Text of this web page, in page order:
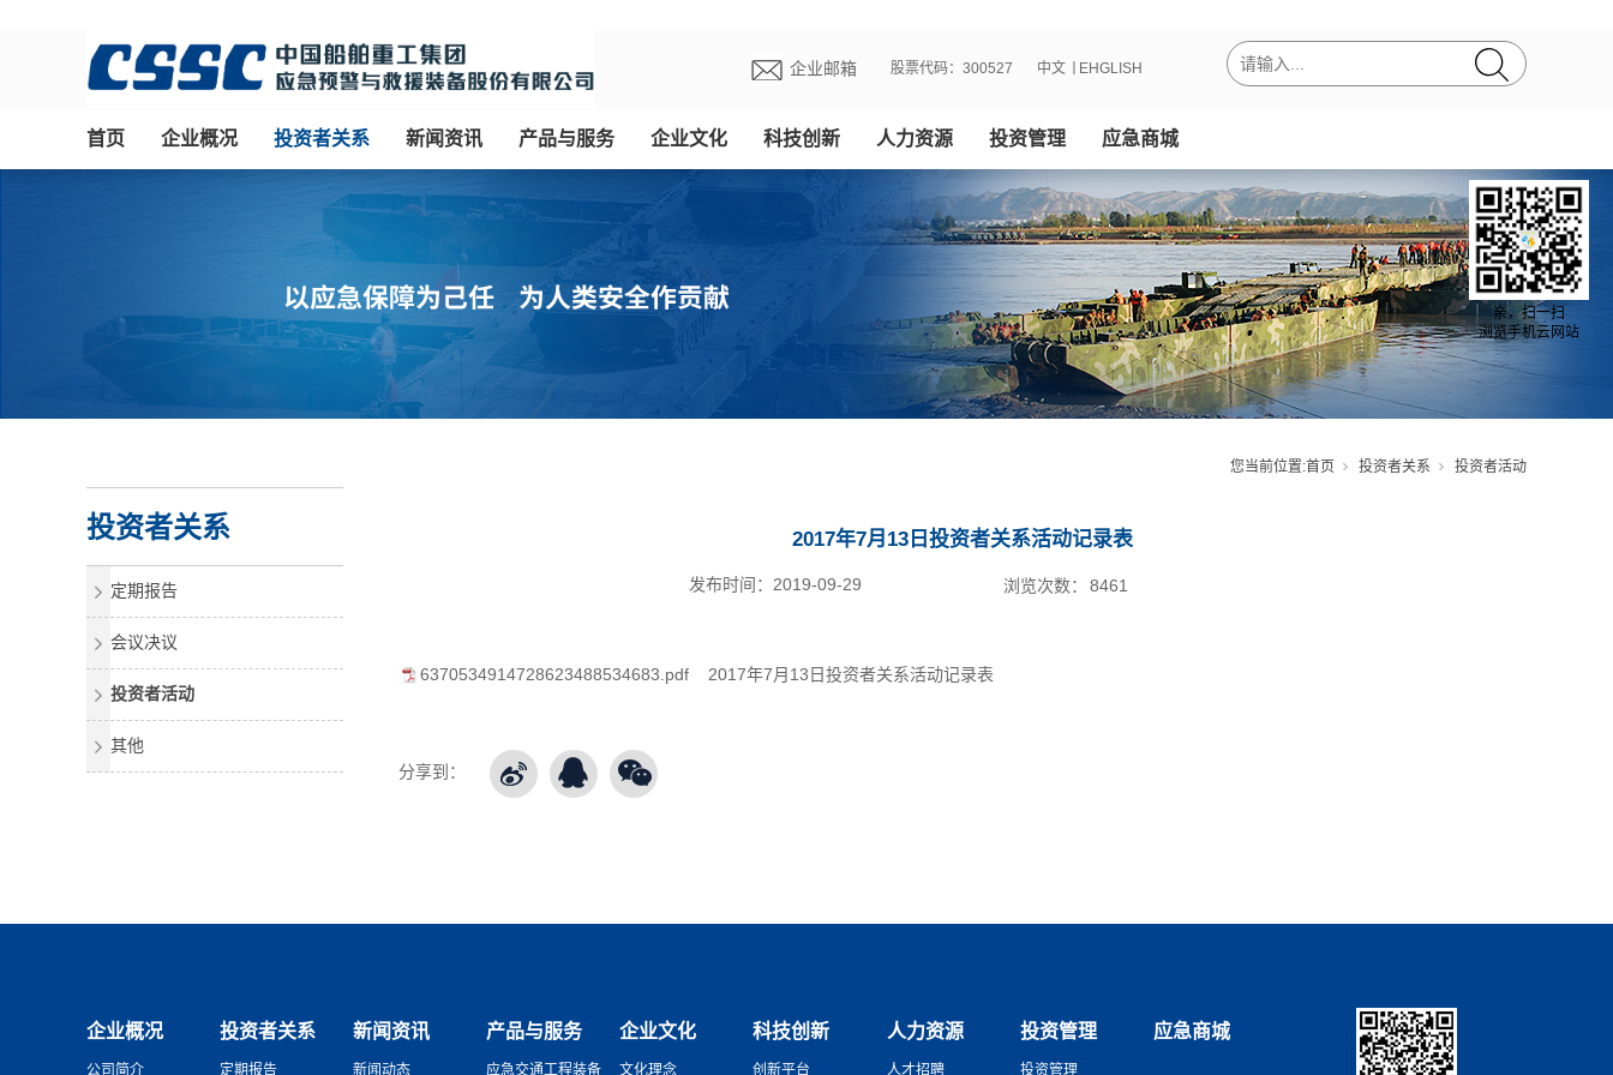
企业邮箱 股票代码：300527 EHGLISH
中文
首页 企业概况 投资者关系 新闻资讯 产品与服务 企业文化 科技创新 人力资源 投资管理 应急商城
您当前位置:首页 投资者关系 投资者活动
投资者关系
定期报告
会议决议
投资者活动
其他
2017年7月13日投资者关系活动记录表
2019-09-29
发布时间： 8461
浏览次数：
6370534914728623488534683.pdf 2017年7月13日投资者关系活动记录表
分享到：
企业概况
公司简介
投资者关系
定期报告
新闻资讯
新闻动态
产品与服务
应急交通工程装备
企业文化
文化理念
科技创新
创新平台
人力资源
人才招聘
投资管理
投资管理
应急商城
亲，扫一扫
浏览手机云网站